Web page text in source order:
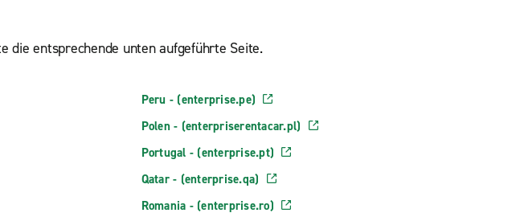
die entsprechende unten aufgeführte Seite.
Peru - (enterprise.pe)
Polen - (enterpriserentacar.pl)
Portugal - (enterprise.pt)
Qatar - (enterprise.qa)
Romania - (enterprise.ro)